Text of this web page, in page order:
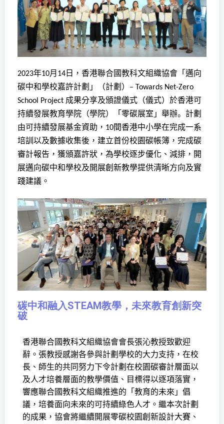
2023年10月 14 日，香港聯合國教科文組織協會「邁向
碳中和學校嘉許計劃」（計劃） – Towards Net-Zero
School Project 成果分享及頒證儀式（儀式）於香港可
持續發展教育學院（學院）「零碳展室」舉辦。 計劃
由可持續發展基金資助， 10間香港中小學在完成一系
培訓以及數據收集後，建立首份校園碳帳簿，完成碳
審計報告，獲頒嘉許狀，為學校逐步優化、減排，開
展邁向碳中和學校及開展創新教學提供清晰方向及實
踐建議。
碳中和融入STEAM教學，未來教育創新突
破
香港聯合國教科文組織協會會長張沁教授致歡迎
辭。張教授感謝各參與計劃學校的大力支持，在校
長、師生的共同努力下令計劃在校園碳審計層面以
及人才培養層面的教學價值、目標得以逐項落實，
響應聯合國教科文組織推進的「教育的未來」倡
議，培養面向未來的可持續綠色人才。繼本次計劃
的成果，協會將繼續開展零碳校園創新設計大賽、